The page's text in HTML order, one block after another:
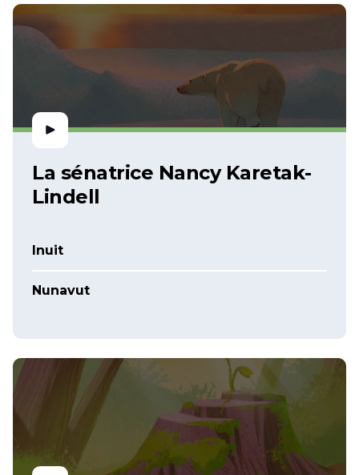
La sénatrice Nancy Karetak-
Lindell
Inuit
Nunavut